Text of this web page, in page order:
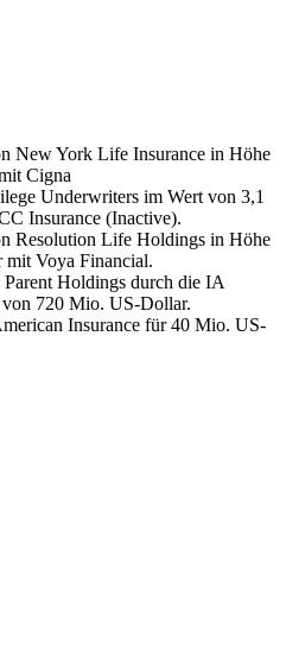
New York Life Insurance in Höhe
Cigna
Underwriters im Wert von 3,1
Insurance (Inactive).
Resolution Life Holdings in Höhe
Voya Financial.
Holdings durch die IA
720 Mio. US-Dollar.
Insurance für 40 Mio. US-